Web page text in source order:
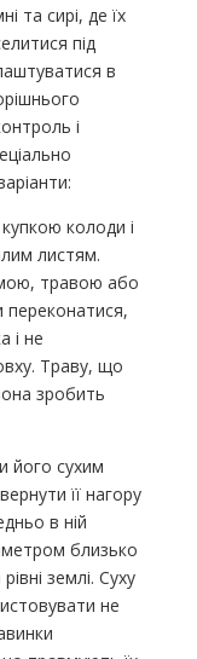
та сирі, де їх
під
в
і
колоди і
листям.
травою або
переконатися,
і не
Траву, що
зробить
його сухим
її нагору
в ній
близько
землі. Суху
не